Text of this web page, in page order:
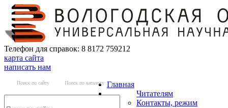
Телефон для справок: 8 8172 759212
карта сайта
написать нам
Поиск по сайту Поиск по каталогу Главная
Читателям
Контакты, режим